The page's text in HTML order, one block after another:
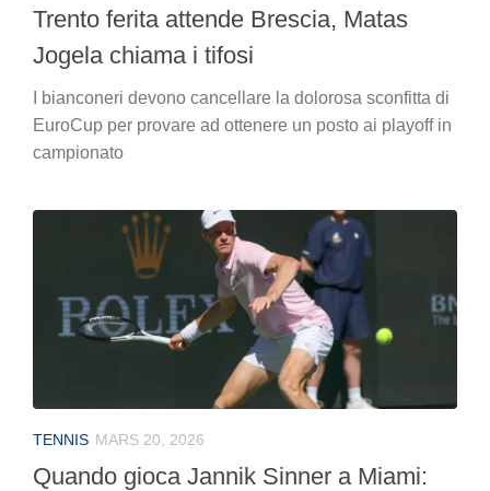
Trento ferita attende Brescia, Matas
Jogela chiama i tifosi
I bianconeri devono cancellare la dolorosa sconfitta di
EuroCup per provare ad ottenere un posto ai playoff in
campionato
TENNIS MARS 20, 2026
Quando gioca Jannik Sinner a Miami: